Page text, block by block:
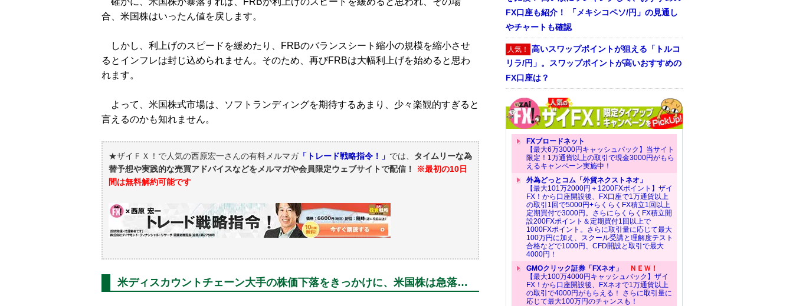
合、米国株はいったん値を戻します。
しかし、利上げのスピードを緩めたり、FRBのバランスシート縮小の規模を縮小させ
るとインフレは封じ込められません。そのため、再びFRBは大幅利上げを始めると思わ
れます。
よって、米国株式市場は、ソフトランディングを期待するあまり、少々楽観的すぎると
言えるのかも知れません。
★ザイＦＸ！で人気の西原宏一さんの有料メルマガ「トレード戦略指令！」 では、 タイムリーな為
替予想や実践的な売買アドバイスなどをメルマガや会員限定ウェブサイトで配信！
※最初の10日
間は無料解約可能です
米ディスカウントチェーン大手の株価下落をきっかけに、米国株は急落…
FX口座も紹介！ 「メキシコペソ/円」の見通し
やチャートも確認
人気！ 高いスワップポイントが狙える「トルコ
リラ/円」。スワップポイントが高いおすすめの
FX口座は？
FXブロードネット
【最大6万3000円キャッシュバック】当サイト
限定！1万通貨以上の取引で現金3000円がもら
えるキャンペーン実施中！
外為どっとコム「外貨ネクストネオ」
【最大101万2000円＋1200FXポイント】ザイ
FX！から口座開設後、FX口座で1万通貨以上
の取引1回で5000円+らくらくFX積立1回以上
定期買付で3000円。さらにらくらくFX積立開
設200FXポイント＆定期買付1回以上で
1000FXポイント。さらに取引量に応じて最大
100万円に加え、スクール受講と理解度テスト
合格などで1000円、CFD開設と取引で最大
4000円！
GMOクリック証券「FXネオ」
ＮＥＷ！
【最大100万4000円キャッシュバック】ザイ
FX！から口座開設後、FXネオで1万通貨以上
の取引で4000円がもらえる！ さらに取引量に
応じて最大100万円のチャンスも！